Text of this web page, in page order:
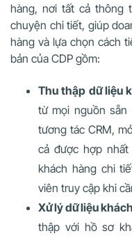
hàng, nơi tất cả thông
chuyện chi tiết, giúp
hàng và lựa chọn cách
bản của CDP gồm:
Thu thập dữ liệu
từ mọi nguồn sẵn
tương tác CRM,
cả được hợp
khách hàng chi
viên truy cập khi
Xử lý dữ liệu
thập với hồ sơ